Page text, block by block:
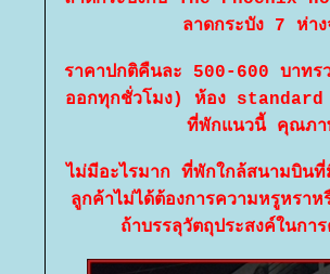
ลาดกระบัง 7 ห่า
ราคาปกติคืนละ 500-600 บาทร
ออกทุกชั่วโมง) ห้อง standard
ที่พักแนวนี้ คุณภา
ไม่มีอะไรมาก ที่พักใกล้สนามบินที่
ลูกค้าไม่ได้ต้องการความหรูหรา
ถ้าบรรลุวัตถุประสงค์ในกา